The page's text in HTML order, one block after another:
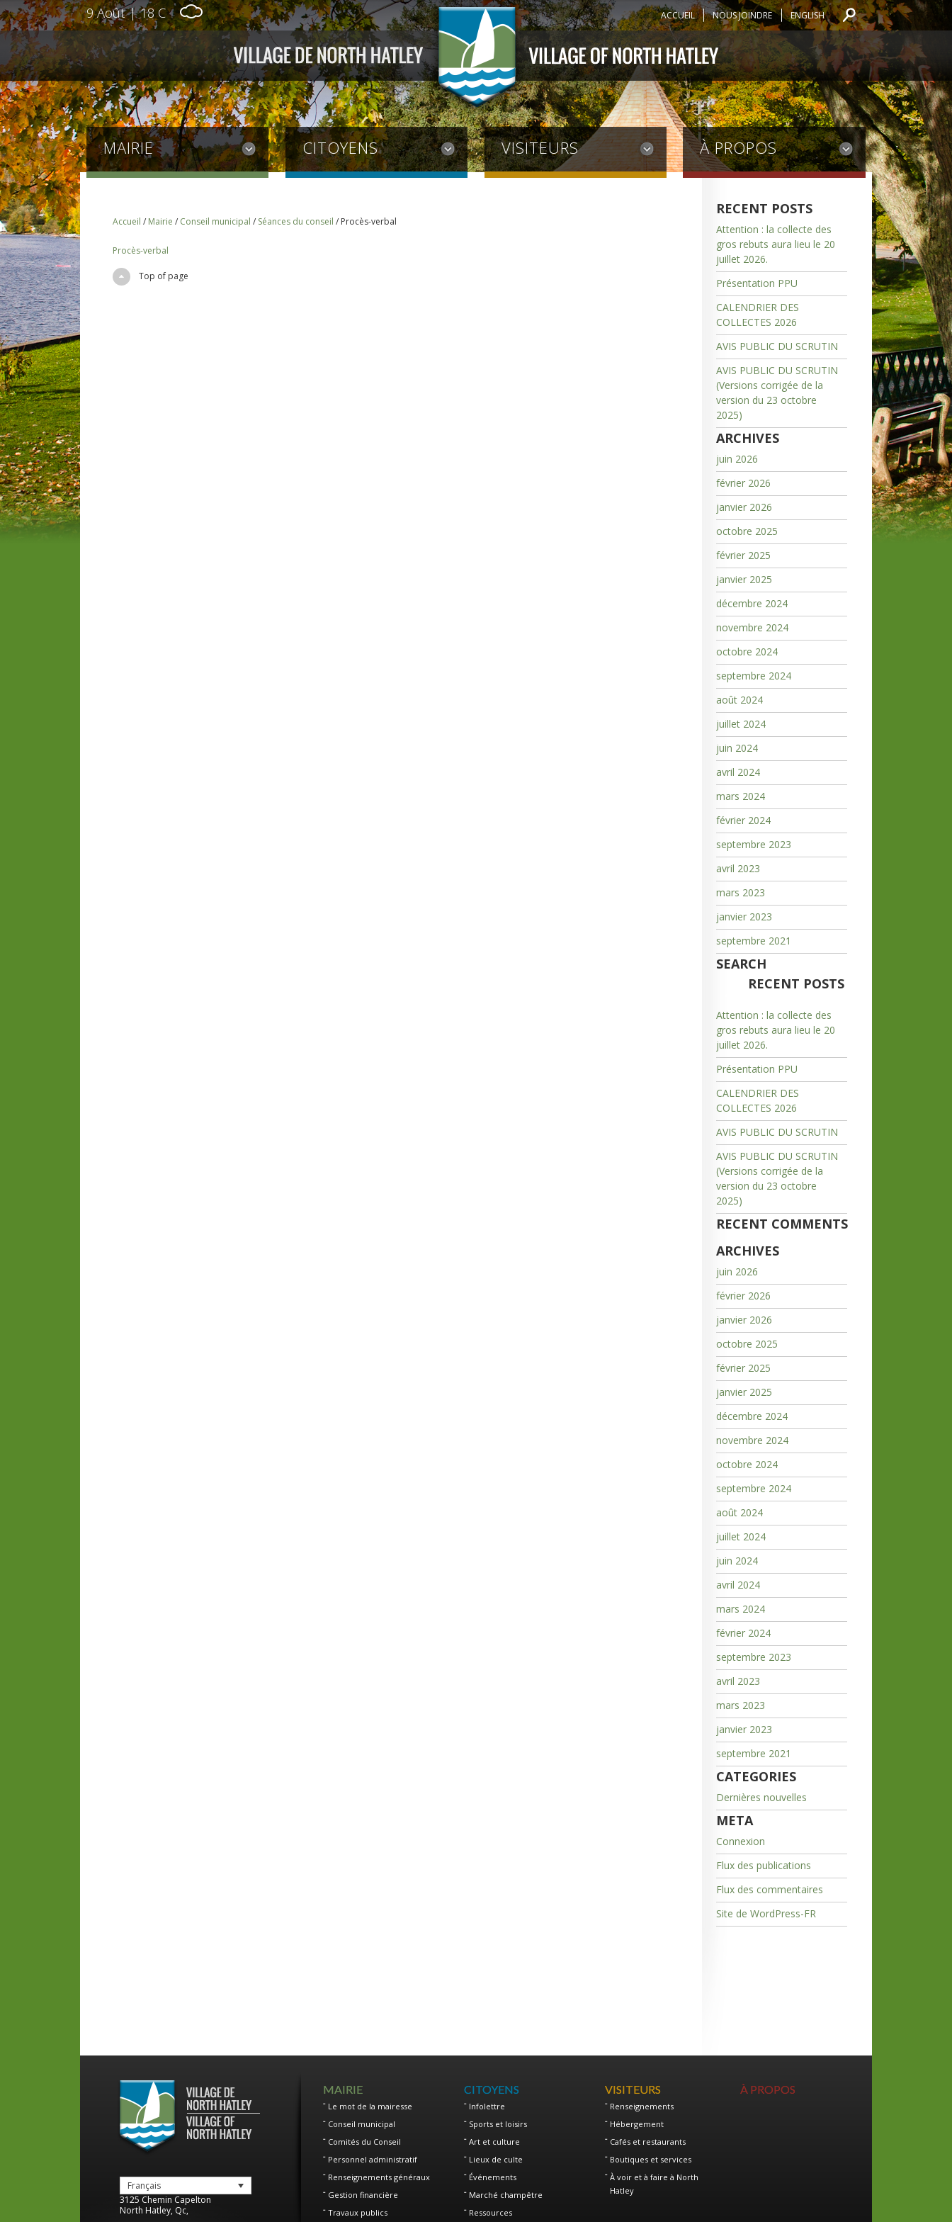
9 Août | 18 C ACCUEIL NOUS JOINDRE ENGLISH
MAIRIE CITOYENS VISITEURS À PROPOS
Accueil / Mairie / Conseil municipal / Séances du conseil / Procès-verbal
Procès-verbal
Top of page
RECENT POSTS
Attention : la collecte des
gros rebuts aura lieu le 20
juillet 2026.
Présentation PPU
CALENDRIER DES
COLLECTES 2026
AVIS PUBLIC DU SCRUTIN
AVIS PUBLIC DU SCRUTIN
(Versions corrigée de la
version du 23 octobre
2025)
ARCHIVES
juin 2026
février 2026
janvier 2026
octobre 2025
février 2025
janvier 2025
décembre 2024
novembre 2024
octobre 2024
septembre 2024
août 2024
juillet 2024
juin 2024
avril 2024
mars 2024
février 2024
septembre 2023
avril 2023
mars 2023
janvier 2023
septembre 2021
SEARCH
RECENT POSTS
Attention : la collecte des
gros rebuts aura lieu le 20
juillet 2026.
Présentation PPU
CALENDRIER DES
COLLECTES 2026
AVIS PUBLIC DU SCRUTIN
AVIS PUBLIC DU SCRUTIN
(Versions corrigée de la
version du 23 octobre
2025)
RECENT COMMENTS
ARCHIVES
juin 2026
février 2026
janvier 2026
octobre 2025
février 2025
janvier 2025
décembre 2024
novembre 2024
octobre 2024
septembre 2024
août 2024
juillet 2024
juin 2024
avril 2024
mars 2024
février 2024
septembre 2023
avril 2023
mars 2023
janvier 2023
septembre 2021
CATEGORIES
Dernières nouvelles
META
Connexion
Flux des publications
Flux des commentaires
Site de WordPress-FR
Français
3125 Chemin Capelton
North Hatley, Qc,
MAIRIE
Le mot de la mairesse
Conseil municipal
Comités du Conseil
Personnel administratif
Renseignements généraux
Gestion financière
Travaux publics
CITOYENS
Infolettre
Sports et loisirs
Art et culture
Lieux de culte
Événements
Marché champêtre
Ressources
VISITEURS
Renseignements
Hébergement
Cafés et restaurants
Boutiques et services
À voir et à faire à North
Hatley
À PROPOS